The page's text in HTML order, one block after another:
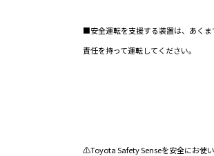
■安全運転を支援する装置は、あく
責任を持って運転してください。
⚠Toyota Safety Senseを安全にお使